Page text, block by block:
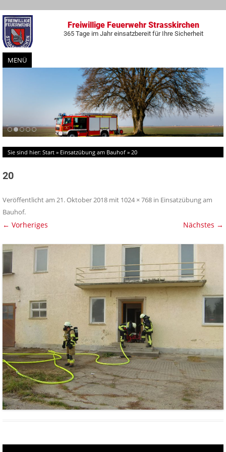
Freiwillige Feuerwehr Strasskirchen
365 Tage im Jahr einsatzbereit für Ihre Sicherheit
MENÜ
Zum
Inhalt
springen
Sie sind hier: Start » Einsatzübung am Bauhof » 20
20
Veröffentlicht am 21. Oktober 2018 mit 1024 × 768 in Einsatzübung am
Bauhof.
← Vorheriges Nächstes →